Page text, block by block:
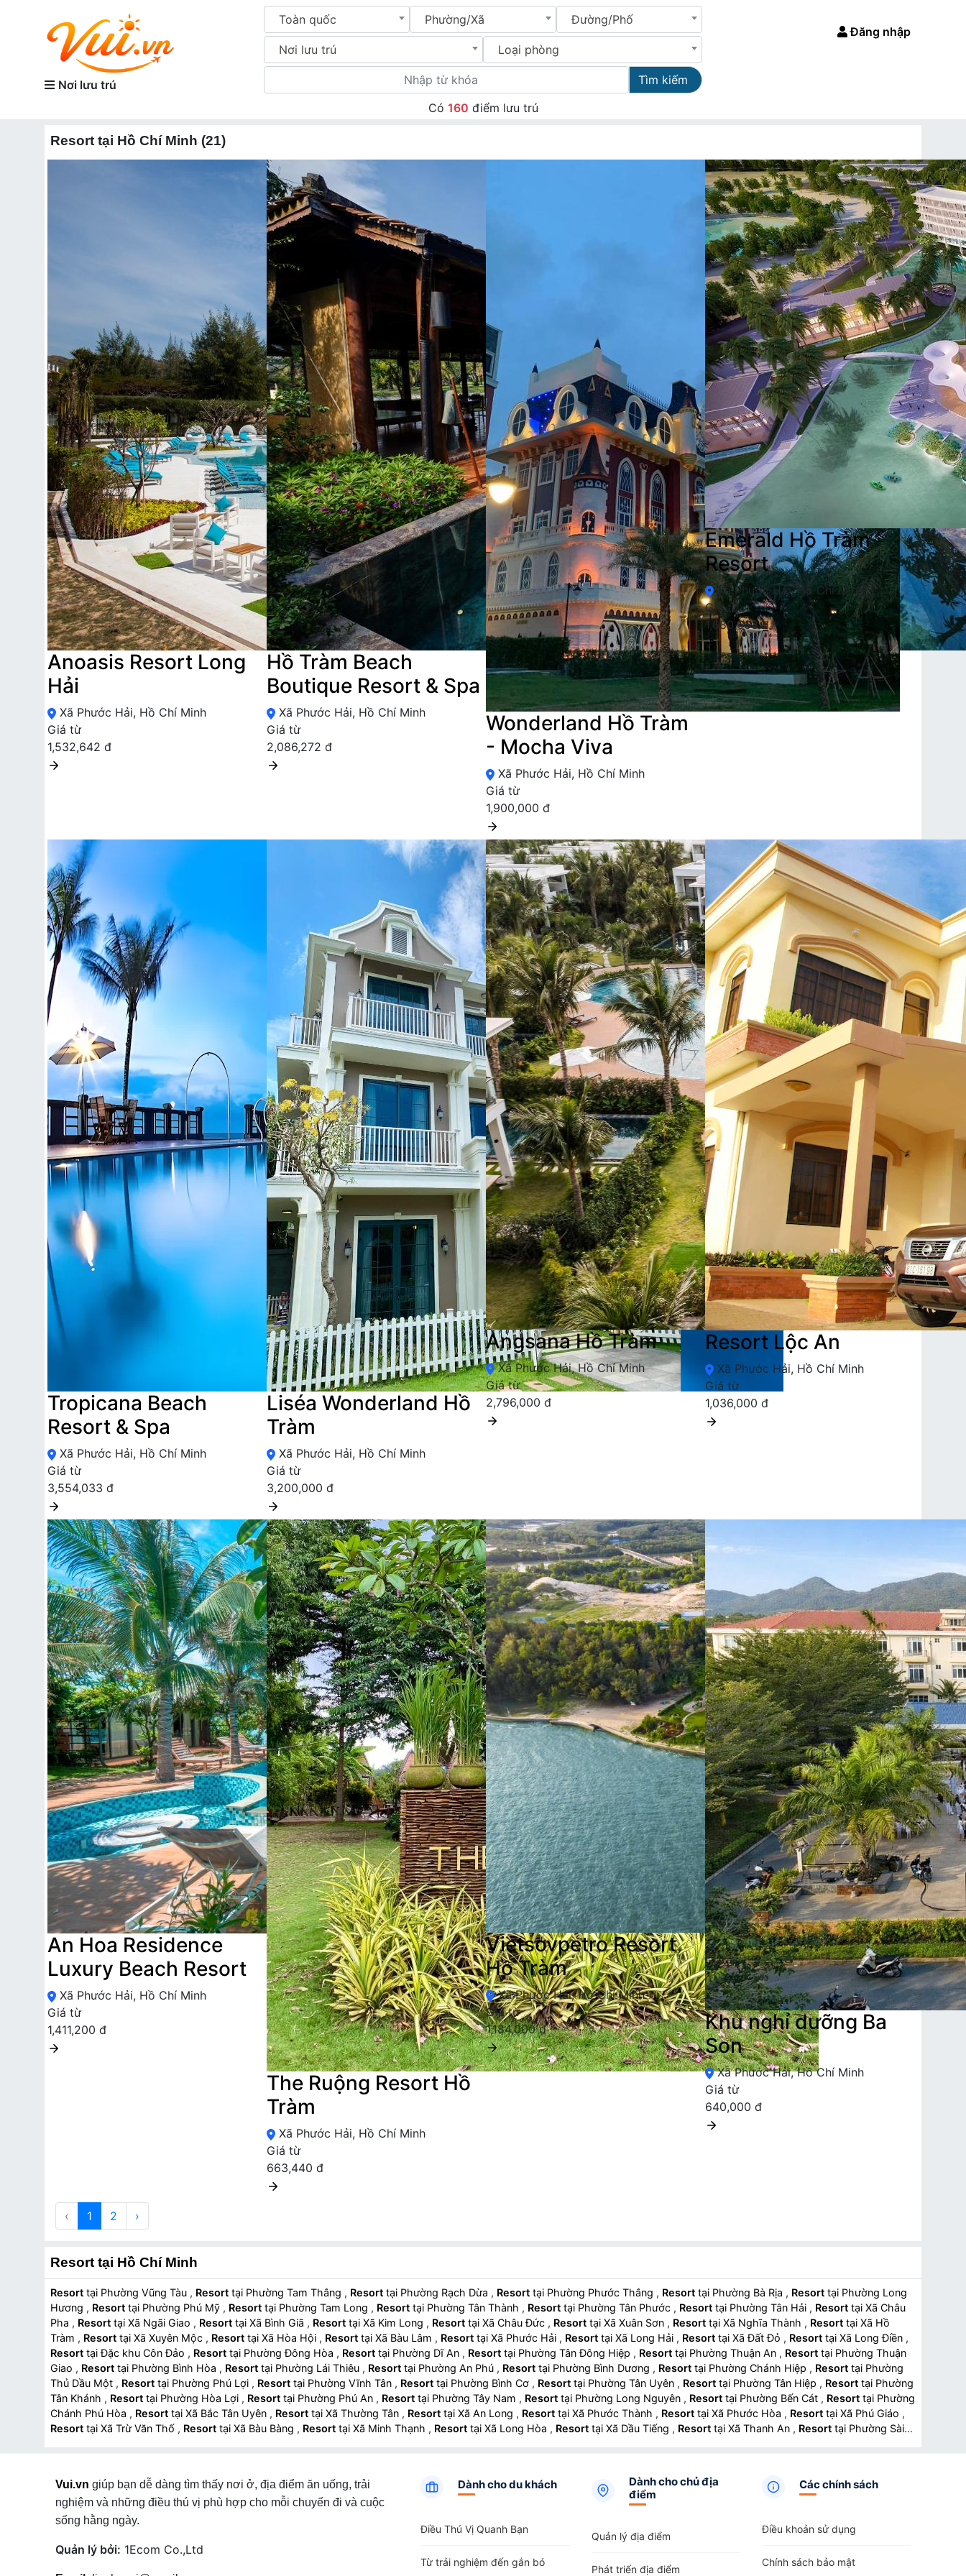
Nơi lưu trú
Toàn quốc Phường/Xã Đường/Phố
Nơi lưu trú Loại phòng
Tìm kiếm
Đăng nhập
Có 160 điểm lưu trú
Resort tại Hồ Chí Minh (21)
Anoasis Resort Long
Hải
Xã Phước Hải, Hồ Chí Minh
Giá từ
1,532,642 đ
Hồ Tràm Beach
Boutique Resort & Spa
Xã Phước Hải, Hồ Chí Minh
Giá từ
2,086,272 đ
Wonderland Hồ Tràm
- Mocha Viva
Xã Phước Hải, Hồ Chí Minh
Giá từ
1,900,000 đ
Emerald Hồ Tràm
Resort
Xã Phước Hải, Hồ Chí Minh
Giá từ
1,680,663 đ
Tropicana Beach
Resort & Spa
Xã Phước Hải, Hồ Chí Minh
Giá từ
3,554,033 đ
Liséa Wonderland Hồ
Tràm
Xã Phước Hải, Hồ Chí Minh
Giá từ
3,200,000 đ
Angsana Hồ Tràm
Xã Phước Hải, Hồ Chí Minh
Giá từ
2,796,000 đ
Resort Lộc An
Xã Phước Hải, Hồ Chí Minh
Giá từ
1,036,000 đ
An Hoa Residence
Luxury Beach Resort
Xã Phước Hải, Hồ Chí Minh
Giá từ
1,411,200 đ
The Ruộng Resort Hồ
Tràm
Xã Phước Hải, Hồ Chí Minh
Giá từ
663,440 đ
Vietsovpetro Resort
Hồ Tràm
Xã Phước Hải, Hồ Chí Minh
Giá từ
1,184,000 đ
Khu nghỉ dưỡng Ba
Son
Xã Phước Hải, Hồ Chí Minh
Giá từ
640,000 đ
‹ 1 2 ›
Resort tại Hồ Chí Minh
Resort tại Phường Vũng Tàu , Resort tại Phường Tam Thắng , Resort tại Phường Rạch Dừa , Resort tại Phường Phước Thắng , Resort tại Phường Bà Rịa , Resort tại Phường Long
Hương , Resort tại Phường Phú Mỹ , Resort tại Phường Tam Long , Resort tại Phường Tân Thành , Resort tại Phường Tân Phước , Resort tại Phường Tân Hải , Resort tại Xã Châu
Pha , Resort tại Xã Ngãi Giao , Resort tại Xã Bình Giã , Resort tại Xã Kim Long , Resort tại Xã Châu Đức , Resort tại Xã Xuân Sơn , Resort tại Xã Nghĩa Thành , Resort tại Xã Hồ
Tràm , Resort tại Xã Xuyên Mộc , Resort tại Xã Hòa Hội , Resort tại Xã Bàu Lâm , Resort tại Xã Phước Hải , Resort tại Xã Long Hải , Resort tại Xã Đất Đỏ , Resort tại Xã Long Điền ,
Resort
tại Đặc khu Côn Đảo , Resort tại Phường Đông Hòa , Resort tại Phường Dĩ An , Resort tại Phường Tân Đông Hiệp , Resort tại Phường Thuận An , Resort tại Phường Thuận
Giao , Resort tại Phường Bình Hòa , Resort tại Phường Lái Thiêu , Resort tại Phường An Phú , Resort tại Phường Bình Dương , Resort tại Phường Chánh Hiệp , Resort tại Phường
Thủ Dầu Một , Resort tại Phường Phú Lợi , Resort tại Phường Vĩnh Tân , Resort tại Phường Bình Cơ , Resort tại Phường Tân Uyên , Resort tại Phường Tân Hiệp , Resort tại Phường
Tân Khánh , Resort tại Phường Hòa Lợi , Resort tại Phường Phú An , Resort tại Phường Tây Nam , Resort tại Phường Long Nguyên , Resort tại Phường Bến Cát , Resort tại Phường
Chánh Phú Hòa , Resort tại Xã Bắc Tân Uyên , Resort tại Xã Thường Tân , Resort tại Xã An Long , Resort tại Xã Phước Thành , Resort tại Xã Phước Hòa , Resort tại Xã Phú Giáo ,
Resort
tại Xã Trừ Văn Thố , Resort tại Xã Bàu Bàng , Resort tại Xã Minh Thạnh , Resort tại Xã Long Hòa , Resort tại Xã Dầu Tiếng , Resort tại Xã Thanh An , Resort tại Phường Sài
tại Phường Phú Lâm
Phường Phú Thuận,Resort tại Phường Tân Mỹ,Resort tại Phường Tân Hưng,Resort tại Phường Chánh Hưng Resort tại Phường Phú Định Resort tại Phường Bình Đông
Resort
tại Phường Diên Hồng, Resort tại Phường Vườn Lài, Resort tại Phường Minh Phụng,
Bình, Resort tại Phường Phú Thọ
tại Phường Tân Tạo , Resort tại Phường Bình Tân Resort tại Phường Bình Trị Đông Resort tại Phường Bình Hưng
Hòa,Resort tại Phường Gia Định
tại Phường Gò Vấp ,Resort tại Phường An Hội Đông,Resort tại Phường Thông Tây Hội,Resort
tại Phường An Hội Tây
Vui.vn giúp bạn dễ dàng tìm thấy nơi ở, địa điểm ăn uống, trải
nghiệm và những điều thú vị phù hợp cho mỗi chuyến đi và cuộc
sống hằng ngày.
Quản lý bởi: 1Ecom Co.,Ltd
Dành cho du khách
Điều Thú Vị Quanh Bạn
Từ trải nghiệm đến gắn bó
Dành cho chủ địa
điểm
Quản lý địa điểm
Phát triển địa điểm
Các chính sách
Điều khoản sử dụng
Chính sách bảo mật